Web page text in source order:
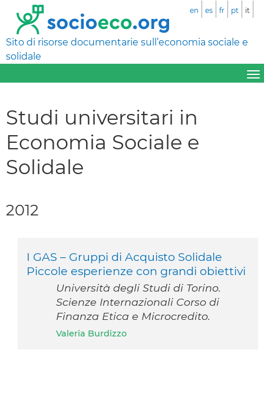
Sito di risorse documentarie sull’economia sociale e
solidale
en es fr pt it
Studi universitari in
Economia Sociale e
Solidale
2012
I GAS – Gruppi di Acquisto Solidale
Piccole esperienze con grandi obiettivi
Università degli Studi di Torino.
Scienze Internazionali Corso di
Finanza Etica e Microcredito.
Valeria Burdizzo